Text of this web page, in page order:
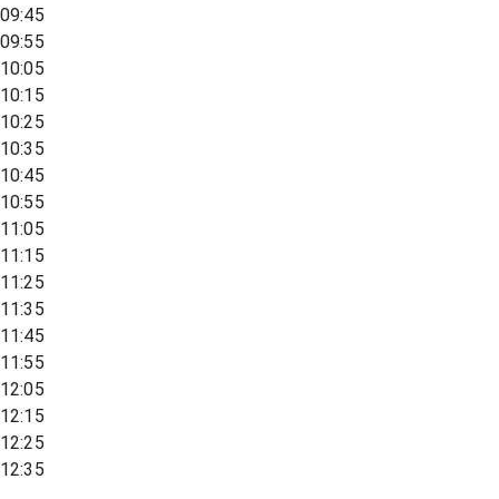
09:45
09:55
10:05
10:15
10:25
10:35
10:45
10:55
11:05
11:15
11:25
11:35
11:45
11:55
12:05
12:15
12:25
12:35